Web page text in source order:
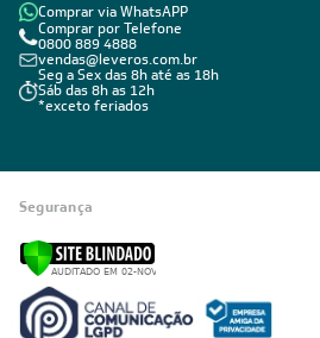
Comprar via WhatsAPP
Comprar por Telefone
0800 889 4888
vendas@leveros.com.br
Seg a Sex das 8h até as 18h
Sáb das 8h as 12h
*exceto feriados
Segurança